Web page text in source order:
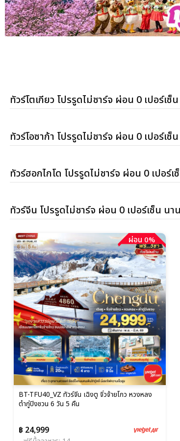
ทัวร์โตเกียว โปรรูดไม่ชาร์จ ผ่อน 0 เปอร์เซ็
ทัวร์โอซาก้า โปรรูดไม่ชาร์จ ผ่อน 0 เปอร์เซ็
ทัวร์ฮอกไกโด โปรรูดไม่ชาร์จ ผ่อน 0 เปอร์
ทัวร์จีน โปรรูดไม่ชาร์จ ผ่อน 0 เปอร์เซ็น นา
ผ่อน 0%
BT-TFU40_VZ ทัวร์จีน เฉิงตู จิ่วจ้ายโกว หวงหลง
ต๋ากู่ปิงชวน 6 วัน 5 คืน
฿ 24,999